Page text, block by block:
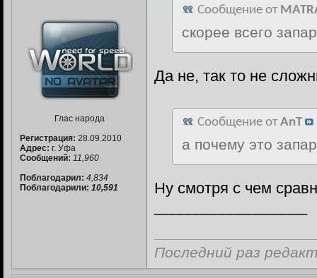
Глас народа
Регистрация: 28.09.2010
Адрес: г. Уфа
Сообщений: 11,960
Поблагодарил: 4,834
Поблагодарили: 10,591
Сообщение от
скорее всего
Да не, так то не
Сообщение от AnT
а почему это
Ну смотря с чем
Последний раз